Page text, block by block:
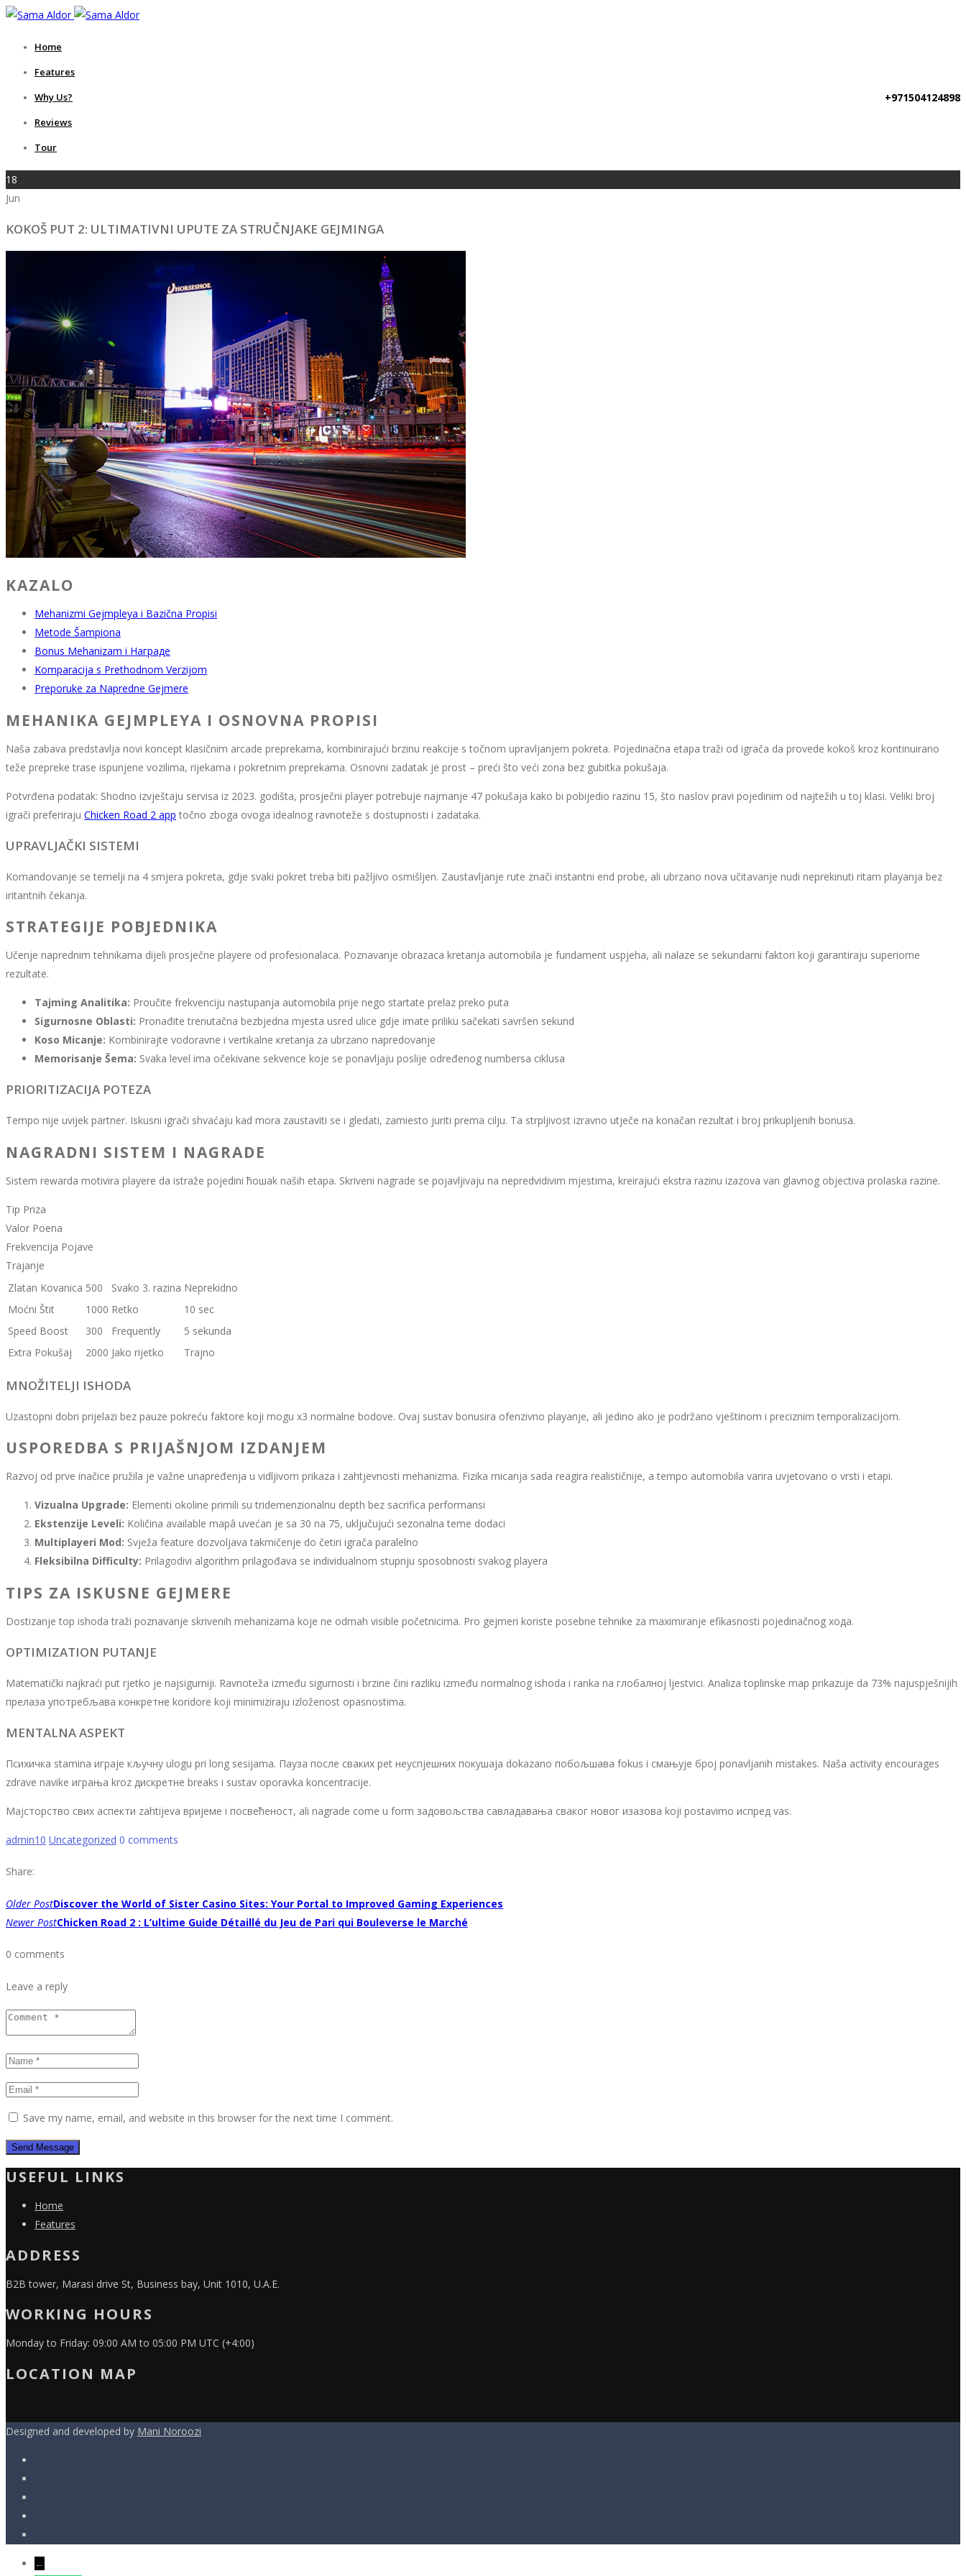
Home
Features
Why Us?
Reviews
Tour
+971504124898
18
Jun
KOKOŠ PUT 2: ULTIMATIVNI UPUTE ZA STRUČNJAKE GEJMINGA
KAZALO
Mehanizmi Gejmpleya i Bazična Propisi
Metode Šampiona
Bonus Mehanizam i Награде
Komparacija s Prethodnom Verzijom
Preporuke za Napredne Gejmere
MEHANIKA GEJMPLEYA I OSNOVNA PROPISI
Naša zabava predstavlja novi koncept klasičnim arcade preprekama, kombinirajući brzinu reakcije s točnom upravljanjem pokreta. Pojedinačna etapa traži od igrača da provede kokoš kroz kontinuirano
teže prepreke trase ispunjene vozilima, rijekama i pokretnim preprekama. Osnovni zadatak je prost – preći što veći zona bez gubitka pokušaja.
Potvrđena podatak: Shodno izvještaju servisa iz 2023. godišta, prosječni player potrebuje najmanje 47 pokušaja kako bi pobijedio razinu 15, što naslov pravi pojedinim od najtežih u toj klasi. Veliki broj
igrači preferiraju Chicken Road 2 app točno zboga ovoga idealnog ravnoteže s dostupnosti i zadataka.
UPRAVLJAČKI SISTEMI
Komandovanje se temelji na 4 smjera pokreta, gdje svaki pokret treba biti pažljivo osmišljen. Zaustavljanje rute znači instantni end probe, ali ubrzano nova učitavanje nudi neprekinuti ritam playanja bez
iritantnih čekanja.
STRATEGIJE POBJEDNIKA
Učenje naprednim tehnikama dijeli prosječne playere od profesionalaca. Poznavanje obrazaca kretanja automobila je fundament uspjeha, ali nalaze se sekundarni faktori koji garantiraju superiorne
rezultate.
Tajming Analitika: Proučite frekvenciju nastupanja automobila prije nego startate prelaz preko puta
Sigurnosne Oblasti: Pronađite trenutačna bezbjedna mjesta usred ulice gdje imate priliku sačekati savršen sekund
Koso Micanje: Kombinirajte vodoravne i vertikalne кretanja za ubrzano napredovanje
Memorisanje Šema: Svaka level ima očekivane sekvence koje se ponavljaju poslije određenog numbersa ciklusa
PRIORITIZACIJA POTEZA
Tempo nije uvijek partner. Iskusni igrači shvaćaju kad mora zaustaviti se i gledati, zamiesto juriti prema cilju. Ta strpljivost izravno utječe na konačan rezultat i broj prikupljenih bonusa.
NAGRADNI SISTEM I NAGRADE
Sistem rewarda motivira playere da istraže pojedini ћошak naših etapa. Skriveni nagrade se pojavljivaju na nepredvidivim mjestima, kreirajući ekstra razinu izazova van glavnog objectiva prolaska razine.
Tip Priza
Valor Poena
Frekvencija Pojave
Trajanje
Zlatan Kovanica 500 Svako 3. razina Neprekidno
Moćni Štit
1000 Retko
10 sec
Speed Boost
300 Frequently
5 sekunda
Extra Pokušaj
2000 Jako rijetko Trajno
MNOŽITELJI ISHODA
Uzastopni dobri prijelazi bez pauze pokreću faktore koji mogu x3 normalne bodove. Ovaj sustav bonusira ofenzivno playanje, ali jedino ako je podržano vještinom i preciznim temporalizacijom.
USPOREDBA S PRIJAŠNJOM IZDANJEM
Razvoj od prve inačice pružila je važne unapređenja u vidljivom prikaza i zahtjevnosti mehanizma. Fizika micanja sada reagira realističnije, a tempo automobila varira uvjetovano o vrsti i etapi.
Vizualna Upgrade: Elementi okoline primili su tridemenzionalnu depth bez sacrifica performansi
Ekstenzije Leveli: Količina available mapâ uvećan je sa 30 na 75, uključujući sezonalna teme dodaci
Multiplayeri Mod: Svježa feature dozvoljava takmičenje do četiri igrača paralelno
Fleksibilna Difficulty: Prilagodivi algorithm prilagođava se individualnom stupnju sposobnosti svakog playera
TIPS ZA ISKUSNE GEJMERE
Dostizanje top ishoda traži poznavanje skrivenih mehanizama koje ne odmah visible početnicima. Pro gejmeri koriste posebne tehnike za maximiranje efikasnosti pojedinačnog хода.
OPTIMIZATION PUTANJE
Matematički najkraći put rjetko je najsigurniji. Ravnoteža između sigurnosti i brzine čini razliku između normalnog ishoda i ranka na глобалној ljestvici. Analiza toplinske map prikazuje da 73% najuspješnijih
прелаза употребљава конкретне koridore koji minimiziraju izloženost opasnostima.
MENTALNA ASPEKT
Психичка stamina играјe кључну ulogu pri long sesijama. Пауза после сваких pet неуспјешних покушаја dokazano побољшава fokus i смањује број ponavljanih mistakes. Naša activity encourages
zdrave navike играња kroz дискретне breaks i sustav oporavka koncentracije.
Мајсторство свих аспекти zahtijeva вријеме i посвећеност, ali nagrade come u form задовољства савладавања сваког новог изазова koji postavimo испред vas.
admin10 Uncategorized 0 comments
Share:
POST
NAVIGATION
Older PostDiscover the World of Sister Casino Sites: Your Portal to Improved Gaming Experiences
Newer PostChicken Road 2 : L’ultime Guide Détaillé du Jeu de Pari qui Bouleverse le Marché
0 comments
Leave a reply
Save my name, email, and website in this browser for the next time I comment.
USEFUL LINKS
Home
Features
ADDRESS
B2B tower, Marasi drive St, Business bay, Unit 1010, U.A.E.
WORKING HOURS
Monday to Friday: 09:00 AM to 05:00 PM UTC (+4:00)
LOCATION MAP
Designed and developed by Mani Noroozi
←